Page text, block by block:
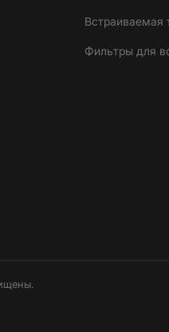
Встраиваемая
Фильтры для